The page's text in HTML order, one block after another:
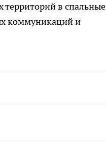
территорий в спальные
коммуникаций и